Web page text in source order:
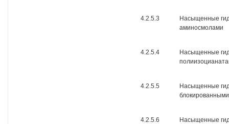
4.2.5.3
Насыщенные
аминосмолами
4.2.5.4
Насыщенные
4.2.5.5
Насыщенные
4.2.5.6
Насыщенные